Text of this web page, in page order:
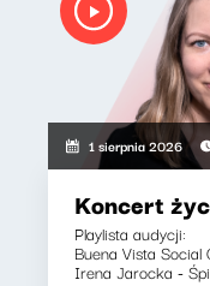
1 sierpnia 2026
Koncert
Playlista audycji:
Buena Vista
Irena Jarocka -